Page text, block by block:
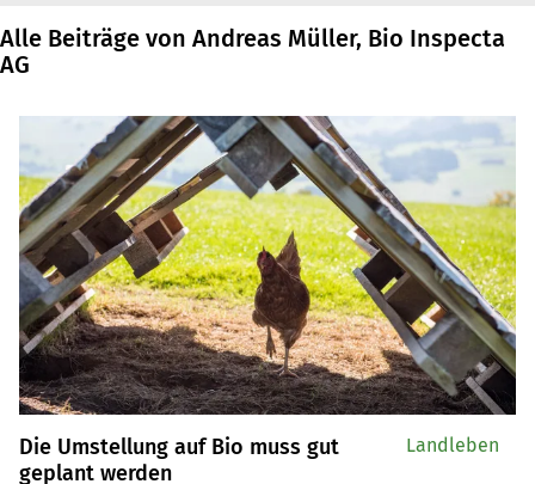
Alle Beiträge von Andreas Müller, Bio Inspecta
AG
Die Umstellung auf Bio muss gut
geplant werden
Landleben